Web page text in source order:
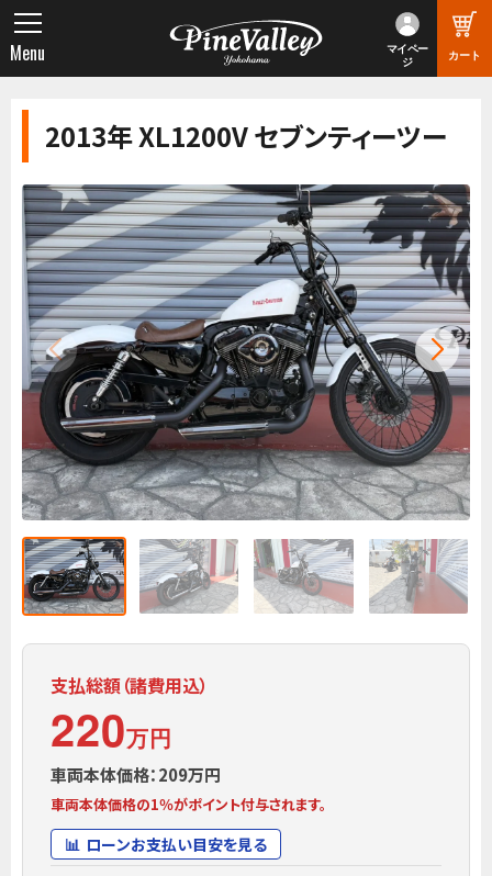
マイペー
ジ
カート
Menu
2013年 XL1200V セブンティーツー
支払総額（諸費用込）
220万円
車両本体価格：209万円
車両本体価格の1％がポイント付与されます。
ローンお支払い目安を見る